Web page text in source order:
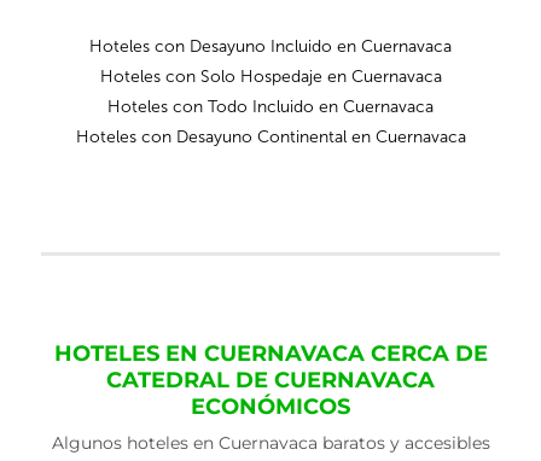
Hoteles con Desayuno Incluido en Cuernavaca
Hoteles con Solo Hospedaje en Cuernavaca
Hoteles con Todo Incluido en Cuernavaca
Hoteles con Desayuno Continental en Cuernavaca
HOTELES EN CUERNAVACA CERCA DE
CATEDRAL DE CUERNAVACA
ECONÓMICOS
Algunos hoteles en Cuernavaca baratos y accesibles